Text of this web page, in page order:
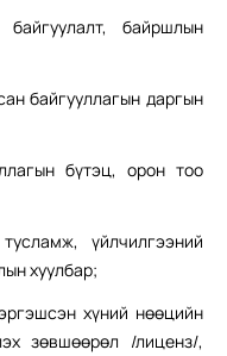
байршлын
байгууллагын даргын
бүтэц, орон тоо
үйлчилгээний
хуулбар;
хүний нөөцийн
зөвшөөрөл /лиценз/,